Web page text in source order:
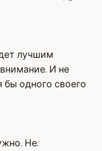
лучшим
И не
бы одного своего
Не.